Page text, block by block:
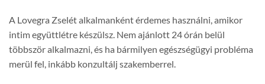
A Lovegra Zselét alkalmanként érdemes használni, amikor
intim együttlétre készülsz. Nem ajánlott 24 órán belül
többször alkalmazni, és ha bármilyen egészségügyi probléma
merül fel, inkább konzultálj szakemberrel.